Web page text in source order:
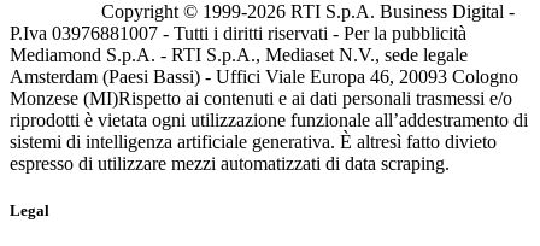
Copyright © 1999-2026 RTI S.p.A. Business Digital -
P.Iva 03976881007 - Tutti i diritti riservati - Per la pubblicità
Mediamond S.p.A. - RTI S.p.A., Mediaset N.V., sede legale
Amsterdam (Paesi Bassi) - Uffici Viale Europa 46, 20093 Cologno
Monzese (MI)Rispetto ai contenuti e ai dati personali trasmessi e/o
riprodotti è vietata ogni utilizzazione funzionale all’addestramento di
sistemi di intelligenza artificiale generativa. È altresì fatto divieto
espresso di utilizzare mezzi automatizzati di data scraping.
Legal